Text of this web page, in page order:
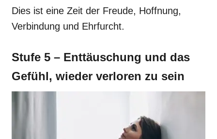
Dies ist eine Zeit der Freude, Hoffnung,
Verbindung und Ehrfurcht.
Stufe 5 – Enttäuschung und das
Gefühl, wieder verloren zu sein